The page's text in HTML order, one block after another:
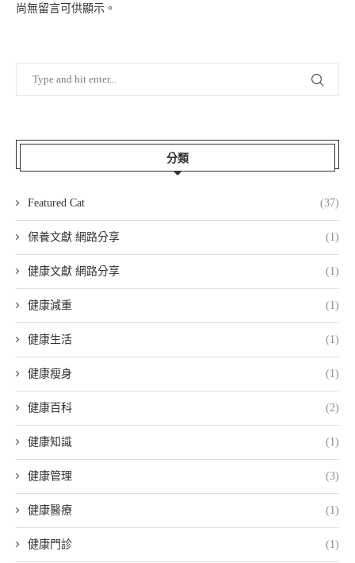
尚無留言可供顯示。
分類
Featured Cat (37)
保養文獻 網路分享 (1)
健康文獻 網路分享 (1)
健康減重 (1)
健康生活 (1)
健康瘦身 (1)
健康百科 (2)
健康知識 (1)
健康管理 (3)
健康醫療 (1)
健康門診 (1)